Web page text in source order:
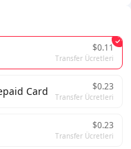
$0.11
Transfer Ücretleri
Card $0.23
Transfer Ücretleri
$0.23
Transfer Ücretleri